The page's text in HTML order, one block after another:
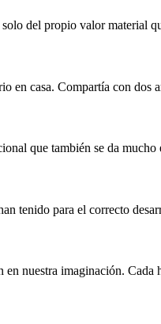
del propio valor material
casa. Compartía con dos
que también se da
tenido para el correcto
nuestra imaginación.